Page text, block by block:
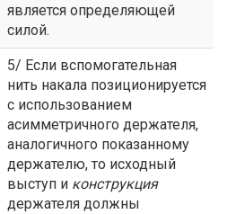
является определяющей
силой.
5/ Если вспомогательная
нить накала позиционируется
с использованием
асимметричного держателя,
аналогичного показанному
держателю, то исходный
выступ и конструкция
держателя должны